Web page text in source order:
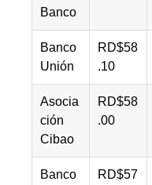
Banco
Banco
Unión
RD$58
.10
Asocia
ción
Cibao
RD$58
.00
Banco
RD$57